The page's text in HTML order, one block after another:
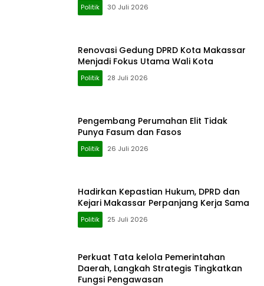
Politik 30 Juli 2026
Renovasi Gedung DPRD Kota Makassar
Menjadi Fokus Utama Wali Kota
Politik 28 Juli 2026
Pengembang Perumahan Elit Tidak
Punya Fasum dan Fasos
Politik 26 Juli 2026
Hadirkan Kepastian Hukum, DPRD dan
Kejari Makassar Perpanjang Kerja Sama
Politik 25 Juli 2026
Perkuat Tata kelola Pemerintahan
Daerah, Langkah Strategis Tingkatkan
Fungsi Pengawasan